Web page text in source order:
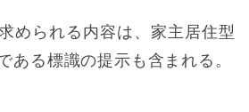
められる内容は、家主居住型
ある標識の提示も含まれる。